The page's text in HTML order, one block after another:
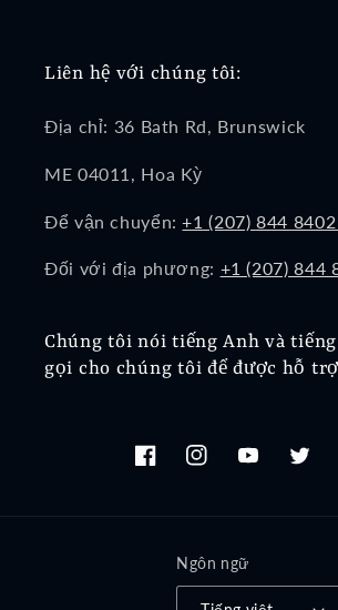
Liên hệ với chúng tôi:
Địa chỉ: 36 Bath Rd, Brunswick
ME 04011, Hoa Kỳ
Để vận chuyển:+1 (207) 844 8402
Đối với địa phương: +1 (207) 844
Chúng tôi nói tiếng Anh và
gọi cho chúng tôi để được hỗ
FacebookInstagramYouTubeTwitter
Ngôn ngữ